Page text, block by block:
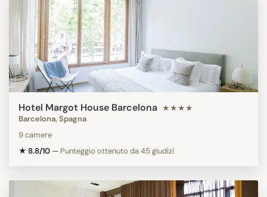
Hotel Margot House Barcelona ★★★★
Barcelona, Spagna
9 camere
★ 8.8/10 — Punteggio ottenuto da 45 giudizi